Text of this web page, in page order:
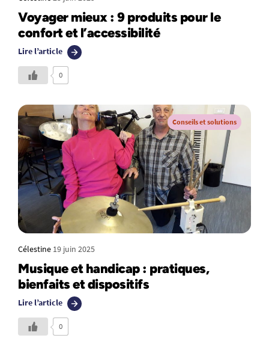
Voyager mieux : 9 produits pour le
confort et l’accessibilité
Lire l’article
0
Conseils et solutions
Célestine 19 juin 2025
Musique et handicap : pratiques,
bienfaits et dispositifs
Lire l’article
0